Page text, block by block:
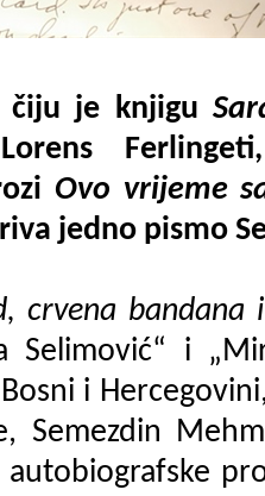
čiju je knjigu
Ovo vrijeme
jedno pismo
crvena bandana
Selimović“ i
i
Semezdin